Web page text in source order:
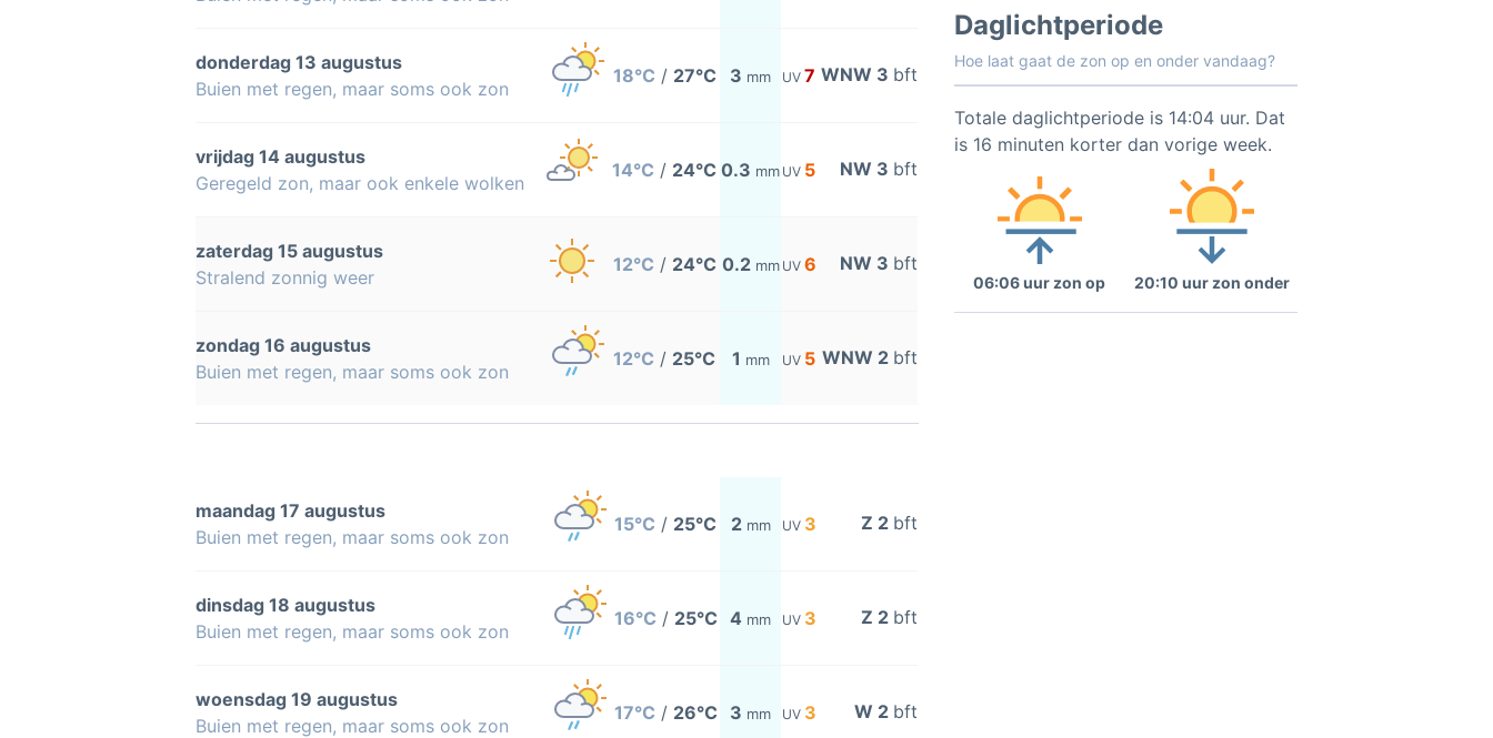
donderdag 13 augustus
Buien met regen, maar soms ook zon
18°C / 27°C 3 mm UV 7 WNW 3 bft
vrijdag 14 augustus
Geregeld zon, maar ook enkele wolken
14°C / 24°C 0.3 mm UV 5 NW 3 bft
zaterdag 15 augustus
Stralend zonnig weer
12°C / 24°C 0.2 mm UV 6 NW 3 bft
zondag 16 augustus
Buien met regen, maar soms ook zon
12°C / 25°C 1 mm UV 5 WNW 2 bft
maandag 17 augustus
Buien met regen, maar soms ook zon
15°C / 25°C 2 mm UV 3 Z 2 bft
dinsdag 18 augustus
Buien met regen, maar soms ook zon
16°C / 25°C 4 mm UV 3 Z 2 bft
woensdag 19 augustus
Buien met regen, maar soms ook zon
17°C / 26°C 3 mm UV 3 W 2 bft
Daglichtperiode
Hoe laat gaat de zon op en onder vandaag?
Totale daglichtperiode is 14:04 uur. Dat
is 16 minuten korter dan vorige week.
06:06 uur zon op 20:10 uur zon onder